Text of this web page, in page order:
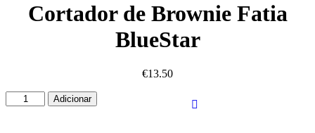
Cortador de Brownie Fatia
BlueStar
€13.50
Quantidade
de
Adicionar